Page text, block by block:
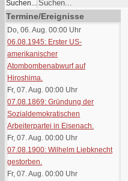
Suchen...
Termine/Ereignisse
Do, 06. Aug. 00:00 Uhr
06.08.1945: Erster US-
amerikanischer
Atombombenabwurf auf
Hiroshima.
Fr, 07. Aug. 00:00 Uhr
07.08.1869: Gründung der
Sozialdemokratischen
Arbeiterpartei in Eisenach.
Fr, 07. Aug. 00:00 Uhr
07.08.1900: Wilhelm Liebknecht
gestorben.
Fr, 07. Aug. 00:00 Uhr